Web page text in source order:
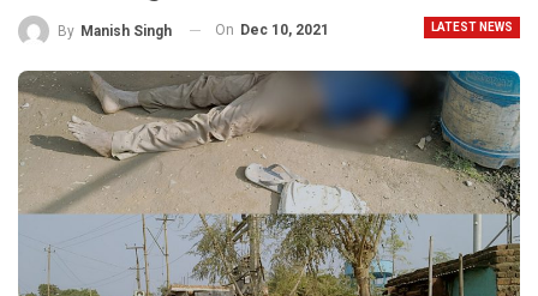
LATEST NEWS
By Manish Singh On Dec 10, 2021